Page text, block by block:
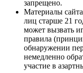
запрещено.
Материалы
лиц старше 21
может вызвать
правила
обнаружении
немедленно
участие в